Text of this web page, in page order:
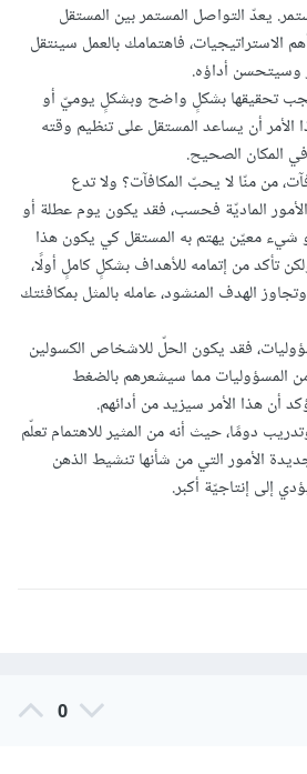
يعدّ التواصل المستمر بين المستقل
فاهتمامك بالعمل سينتقل
وسيتحسن أداؤه.
تحقيقها بشكلٍ واضح وبشكلٍ يوميّ أو
أن يساعد المستقل على تنظيم وقته
المكان الصحيح.
من منّا لا يحبّ المكافآت؟ ولا تدع
الماديّة فحسب، فقد يكون يوم عطلة أو
شيء معيّن يهتم به المستقل كي يكون هذا
تأكد من إتمامه للأهداف بشكلٍ كاملٍ أولًا،
الهدف المنشود، عامله بالمثل بمكافئتك
فقد يكون الحلّ للاشخاص الكسولين
المسؤوليات مما سيشعرهم بالضغط
أن هذا الأمر سيزيد من أدائهم.
دومًا، حيث أنه من المثير للاهتمام تعلّم
الأمور التي من شأنها تنشيط الذهن
إلى إنتاجيّة أكبر.
0